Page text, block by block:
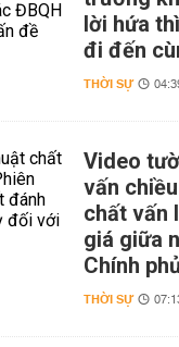
lời hứa
đi đến
THỜI SỰ
Video
vấn
chất vấn
giá giữa
Chính
THỜI SỰ